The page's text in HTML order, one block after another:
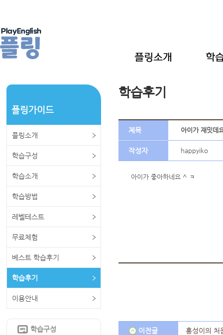
플링가이드
플링소개
학습구성
학습소개
학습방법
레벨테스트
무료체험
베스트 학습후기
학습후기
이용안내
학습구성
학습후기
제목 아이가 재밋데
작성자 happyiko
아이가 좋아하네요 ^ ㅋ
이전글 홍성이의 처